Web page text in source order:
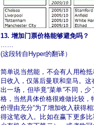
13. 增加门票价格能够避免吗？
(这段转自Hyper的翻译）
简单说当然能，不会有人用枪
日收入，仅落后曼联和皇马。
出一场，但毕竟“菜单”不同，
格，当然具体价格很难做比较
价理由充分“为了增加收入获得
得这笔收入。比如在赢下更多